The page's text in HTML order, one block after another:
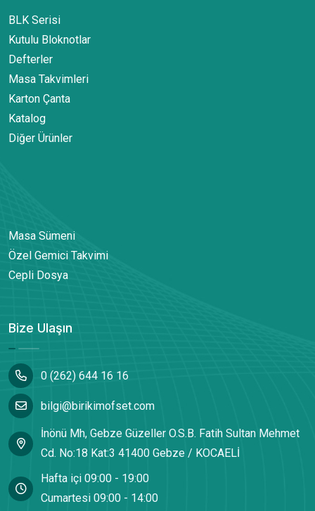
BLK Serisi
Kutulu Bloknotlar
Defterler
Masa Takvimleri
Karton Çanta
Katalog
Diğer Ürünler
Masa Sümeni
Özel Gemici Takvimi
Cepli Dosya
Bize Ulaşın
0 (262) 644 16 16
bilgi@birikimofset.com
İnönü Mh, Gebze Güzeller O.S.B. Fatih Sultan Mehmet
Cd. No:18 Kat:3 41400 Gebze / KOCAELİ
Hafta içi 09:00 - 19:00
Cumartesi 09:00 - 14:00